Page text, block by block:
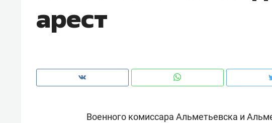
арест
Военного комиссара Альметьевска и
чем интересен Оман?